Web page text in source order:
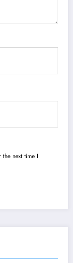
next time I